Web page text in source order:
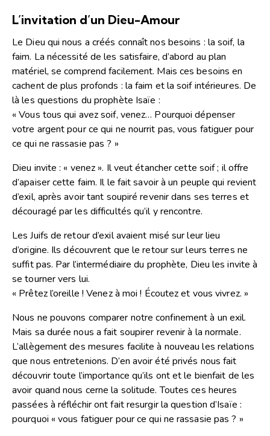
L’invitation d’un Dieu-Amour
Le Dieu qui nous a créés connaît nos besoins : la soif, la
faim. La nécessité de les satisfaire, d’abord au plan
matériel, se comprend facilement. Mais ces besoins en
cachent de plus profonds : la faim et la soif intérieures. De
là les questions du prophète Isaïe :
« Vous tous qui avez soif, venez… Pourquoi dépenser
votre argent pour ce qui ne nourrit pas, vous fatiguer pour
ce qui ne rassasie pas ? »
Dieu invite : « venez ». Il veut étancher cette soif ; il offre
d’apaiser cette faim. Il le fait savoir à un peuple qui revient
d’exil, après avoir tant soupiré revenir dans ses terres et
découragé par les difficultés qu’il y rencontre.
Les Juifs de retour d’exil avaient misé sur leur lieu
d’origine. Ils découvrent que le retour sur leurs terres ne
suffit pas. Par l’intermédiaire du prophète, Dieu les invite à
se tourner vers lui.
« Prêtez l’oreille ! Venez à moi ! Écoutez et vous vivrez. »
Nous ne pouvons comparer notre confinement à un exil.
Mais sa durée nous a fait soupirer revenir à la normale.
L’allègement des mesures facilite à nouveau les relations
que nous entretenions. D’en avoir été privés nous fait
découvrir toute l’importance qu’ils ont et le bienfait de les
avoir quand nous cerne la solitude. Toutes ces heures
passées à réfléchir ont fait resurgir la question d’Isaïe :
pourquoi « vous fatiguer pour ce qui ne rassasie pas ? »